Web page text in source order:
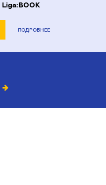
Liga:BOOK
ПОДРОБНЕЕ